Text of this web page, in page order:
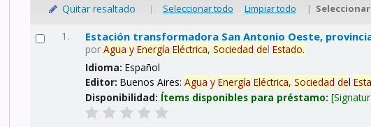
Quitar resaltado | Seleccionar todo Limpiar todo |
1. Estación transformadora San Antonio Oeste,
porAgua y Energía Eléctrica, Sociedad delEstado.
Idioma:Español
Editor:Buenos Aires:Agua y Energía Eléctrica, Sociedad del
Disponibilidad: Ítems disponibles para préstamo: